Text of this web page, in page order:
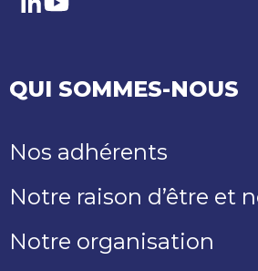
LinkedIn
Youtube
QUI SOMMES-NOUS
Nos adhérents
Notre raison d’être et
Notre organisation